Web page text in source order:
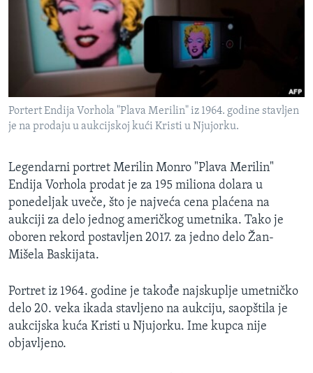
SPORT
INTERVJU
Portert Endija Vorhola "Plava Merilin" iz 1964. godine stavljen
je na prodaju u aukcijskoj kući Kristi u Njujorku.
Legendarni portret Merilin Monro "Plava Merilin"
Endija Vorhola prodat je za 195 miliona dolara u
ponedeljak uveče, što je najveća cena plaćena na
aukciji za delo jednog američkog umetnika. Tako je
oboren rekord postavljen 2017. za jedno delo Žan-
Mišela Baskijata.
Portret iz 1964. godine je takođe najskuplje umetničko
delo 20. veka ikada stavljeno na aukciju, saopštila je
aukcijska kuća Kristi u Njujorku. Ime kupca nije
objavljeno.